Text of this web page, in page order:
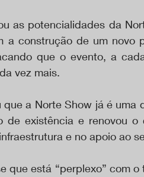
as potencialidades da
a construção de um novo
que o evento, a
vez mais.
a Norte Show já é uma
existência e renovou o
e no apoio ao
que está “perplexo” com